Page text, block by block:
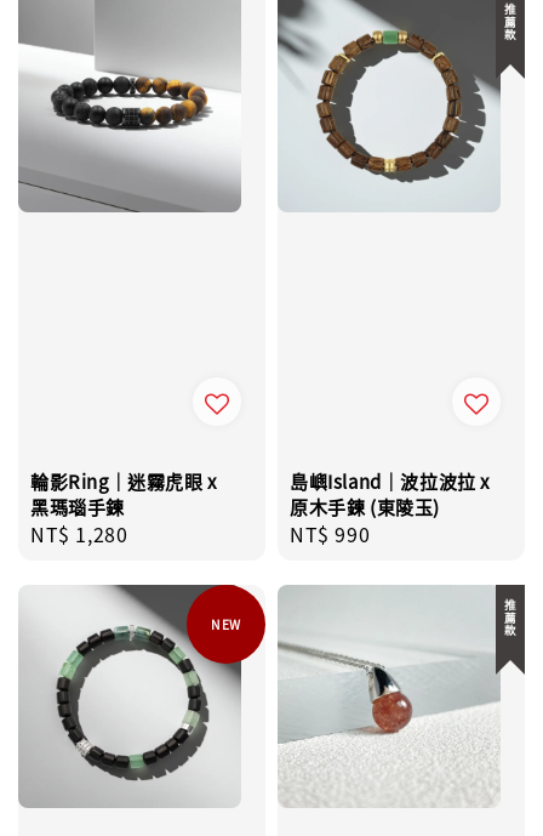
輪影Ring｜迷霧虎眼 x
黑瑪瑙手鍊
Regular
NT$ 1,280
推薦款
島嶼Island｜波拉波拉 x
原木手鍊 (東陵玉)
Regular
NT$ 990
NEW 推薦款